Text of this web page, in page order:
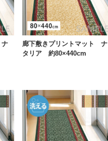
廊下敷きプリントマット ナ
タリア 約80×440cm